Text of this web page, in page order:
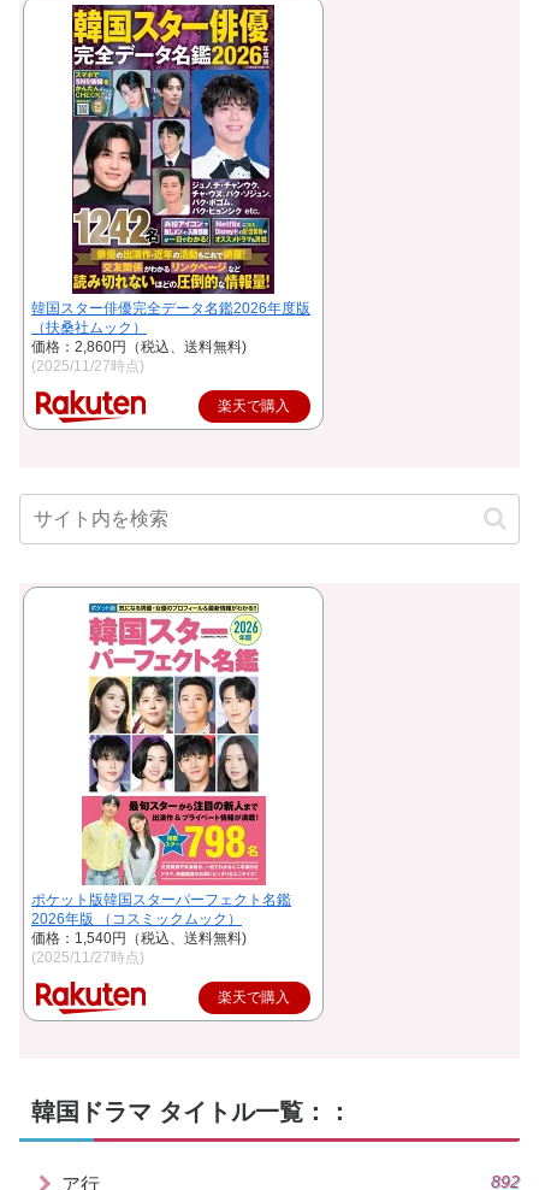
韓国スター俳優完全データ名鑑2026年度版
（扶桑社ムック）
価格：2,860円（税込、送料無料)
(2025/11/27時点)
楽天で購入
ポケット版韓国スターパーフェクト名鑑
2026年版 （コスミックムック）
価格：1,540円（税込、送料無料)
(2025/11/27時点)
楽天で購入
韓国ドラマ タイトル一覧：：
ア行 892